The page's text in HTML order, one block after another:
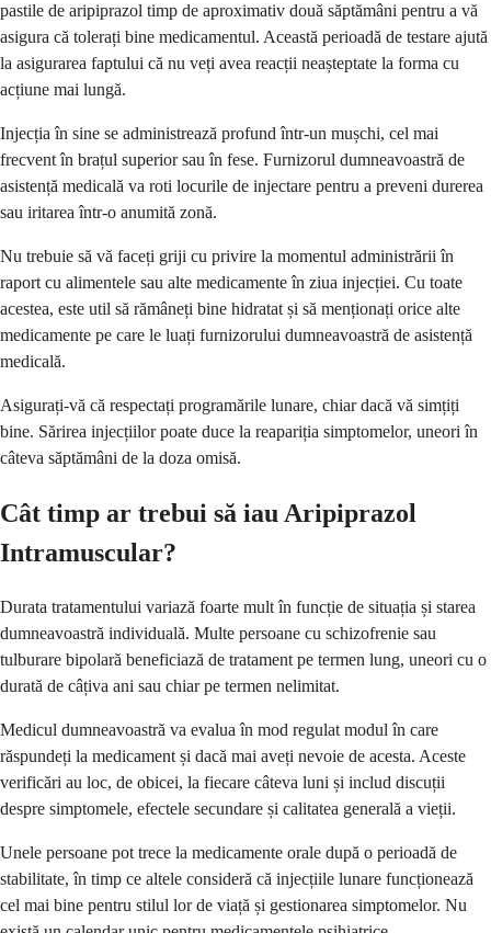
pastile de aripiprazol timp de aproximativ două săptămâni pentru a vă
asigura că tolerați bine medicamentul. Această perioadă de testare ajută
la asigurarea faptului că nu veți avea reacții neașteptate la forma cu
acțiune mai lungă.
Injecția în sine se administrează profund într-un mușchi, cel mai
frecvent în brațul superior sau în fese. Furnizorul dumneavoastră de
asistență medicală va roti locurile de injectare pentru a preveni durerea
sau iritarea într-o anumită zonă.
Nu trebuie să vă faceți griji cu privire la momentul administrării în
raport cu alimentele sau alte medicamente în ziua injecției. Cu toate
acestea, este util să rămâneți bine hidratat și să menționați orice alte
medicamente pe care le luați furnizorului dumneavoastră de asistență
medicală.
Asigurați-vă că respectați programările lunare, chiar dacă vă simțiți
bine. Sărirea injecțiilor poate duce la reapariția simptomelor, uneori în
câteva săptămâni de la doza omisă.
Cât timp ar trebui să iau Aripiprazol
Intramuscular?
Durata tratamentului variază foarte mult în funcție de situația și starea
dumneavoastră individuală. Multe persoane cu schizofrenie sau
tulburare bipolară beneficiază de tratament pe termen lung, uneori cu o
durată de câțiva ani sau chiar pe termen nelimitat.
Medicul dumneavoastră va evalua în mod regulat modul în care
răspundeți la medicament și dacă mai aveți nevoie de acesta. Aceste
verificări au loc, de obicei, la fiecare câteva luni și includ discuții
despre simptomele, efectele secundare și calitatea generală a vieții.
Unele persoane pot trece la medicamente orale după o perioadă de
stabilitate, în timp ce altele consideră că injecțiile lunare funcționează
cel mai bine pentru stilul lor de viață și gestionarea simptomelor. Nu